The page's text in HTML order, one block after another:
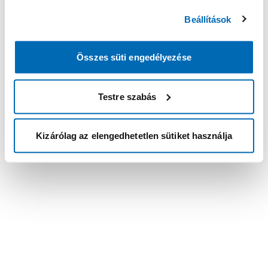
Beállítások
Összes süti engedélyezése
Testre szabás
Kizárólag az elengedhetetlen sütiket használja